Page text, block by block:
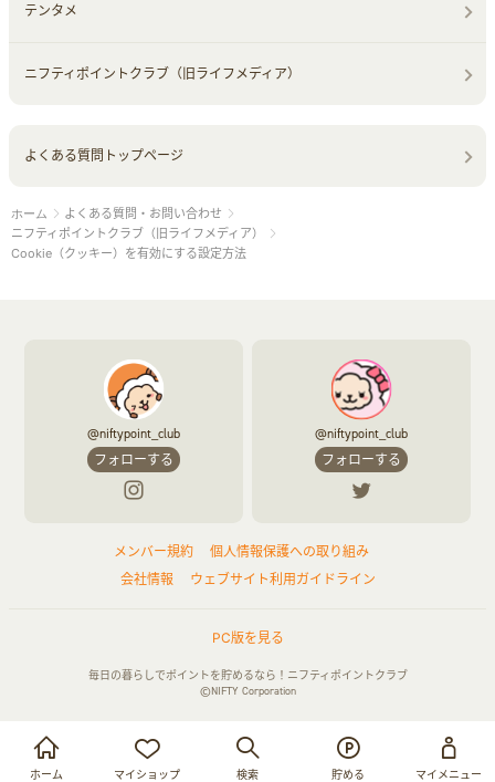
お買い物・サービス利用で貯める
ログイン
ホーム マイショップ 検索 貯める マイメニュー
テンタメ
ニフティポイントクラブ（旧ライフメディア）
よくある質問トップページ
ホーム
よくある質問・お問い合わせ
ニフティポイントクラブ（旧ライフメディア）
Cookie（クッキー）を有効にする設定方法
@niftypoint_club
フォローする
@niftypoint_club
フォローする
メンバー規約
個人情報保護への取り組み
会社情報
ウェブサイト利用ガイドライン
PC版を見る
毎日の暮らしでポイントを貯めるなら！ニフティポイントクラブ
©NIFTY Corporation